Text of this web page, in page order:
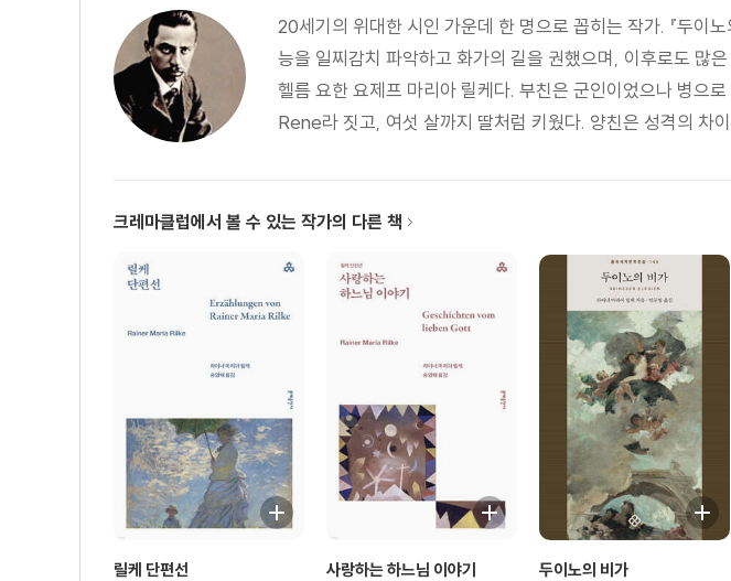
시냇물은 나직이 노래하고 | 불꽃 백합 | 그럼에도 불구하고 | 저 멀리서 저녁이 | 겨울
아이 | 가을의 정취 | 어머니 | 고향의 노랫소리 | 여름 저녁 | 구름 동화 | 밤 풍경 | 불면 |
노래 | 콘스탄츠
시인 | 이별 | 죽음의 체험 | 청수국 | 여름비 내리기 전 | 아버지의 젊은 날의 초상 |
정신병자들 | 거지들 | 맹인 | 표범 | 성 세바스티안 | 천사 | 백조 | 바다의 노래 | 침대 |
대지여 | 장미여, 오 순수한 모순이여
20세기의 위대한 시인 가운데 한 명으로 꼽히는 작가. 『두이
능을 일찌감치 파악하고 화가의 길을 권했으며, 이후로도 많
헬름 요한 요제프 마리아 릴케다. 부친은 군인이었으나 병으
Rene라 짓고, 여섯 살까지 딸처럼 키웠다. 양친은 성격의 차
크레마클럽에서 볼 수 있는 작가의 다른 책
릴케 단편선 사랑하는 하느님 이야기 두이노의 비가